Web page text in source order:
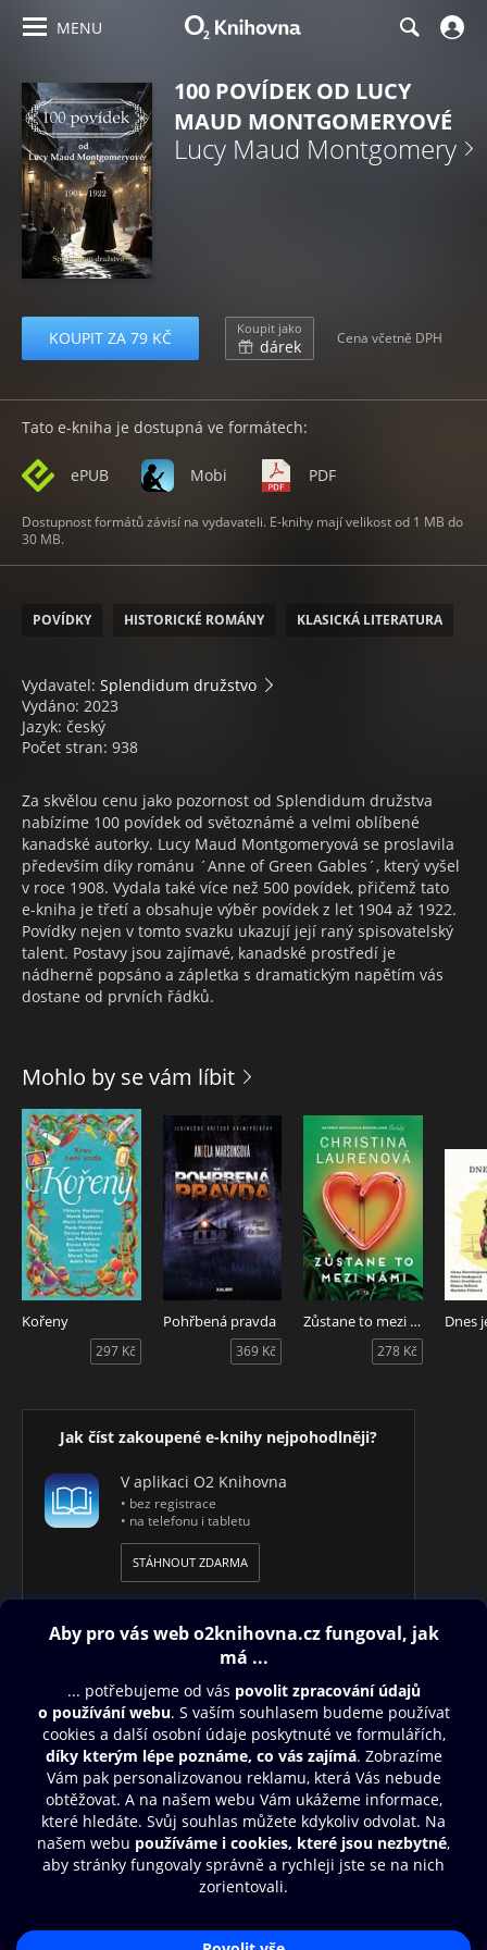
MENU
100 POVÍDEK OD LUCY
MAUD MONTGOMERYOVÉ
Lucy Maud Montgomery
KOUPIT ZA 79 KČ Koupit jako
dárek Cena včetně DPH
Tato e-kniha je dostupná ve formátech:
ePUB Mobi PDF
Dostupnost formátů závisí na vydavateli. E-knihy mají velikost od 1 MB do
30 MB.
POVÍDKY HISTORICKÉ ROMÁNY KLASICKÁ LITERATURA
Vydavatel: Splendidum družstvo
Vydáno: 2023
Jazyk: český
Počet stran: 938
Za skvělou cenu jako pozornost od Splendidum družstva
nabízíme 100 povídek od světoznámé a velmi oblíbené
kanadské autorky. Lucy Maud Montgomeryová se proslavila
především díky románu ´Anne of Green Gables´, který vyšel
v roce 1908. Vydala také více než 500 povídek, přičemž tato
e-kniha je třetí a obsahuje výběr povídek z let 1904 až 1922.
Povídky nejen v tomto svazku ukazují její raný spisovatelský
talent. Postavy jsou zajímavé, kanadské prostředí je
nádherně popsáno a zápletka s dramatickým napětím vás
dostane od prvních řádků.
Mohlo by se vám líbit
Kořeny
297 Kč
Pohřbená pravda
369 Kč
Zůstane to mezi námi
278 Kč
Dnes
Jak číst zakoupené e-knihy nejpohodlněji?
V aplikaci O2 Knihovna
• bez registrace
• na telefonu i tabletu
STÁHNOUT ZDARMA
Obsah ke stažení
Moje O2 Knihovna
Další zábava
© O2 Czech Republic a.s.